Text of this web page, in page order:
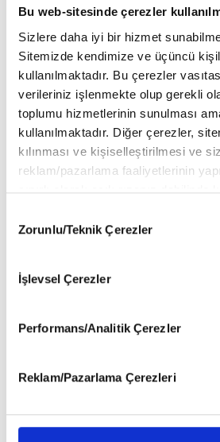
Bu web-sitesinde çerezler
Sizlere daha iyi bir hizmet
Sitemizde kendimize ve üçüncü
kullanılmaktadır. Bu çerezler
verileriniz işlenmekte olup gerekli
toplumu hizmetlerinin sunulması
kullanılmaktadır. Diğer çerezler,
kılınması ve kişiselleştirilmesi ve
reklam/pazarlama faaliyetlerinin
sınırlı olarak açık rızanız dahilinde
vasıtasıyla belirleyebilirsiniz.
6698 sayılı Kişisel Verilerin
okumak ve sitemizi ziyaretiniz
gerçekleştirilen veri işleme
Selection
Zorunlu/Teknik Çerezler
İşlevsel Çerezler
Performans/Analitik Çerezler
Reklam/Pazarlama Çerezleri
'Çok zor bir kadın'
tutan Madonna’ya, kıyafetin